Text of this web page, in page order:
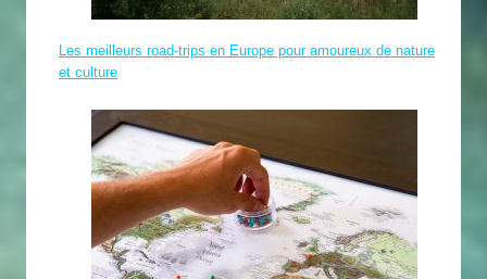
Les meilleurs road-trips en Europe pour amoureux de nature
et culture